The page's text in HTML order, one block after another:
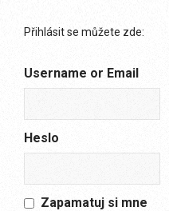
Přihlásit se můžete zde:
Username or Email
Heslo
Zapamatuj si mne